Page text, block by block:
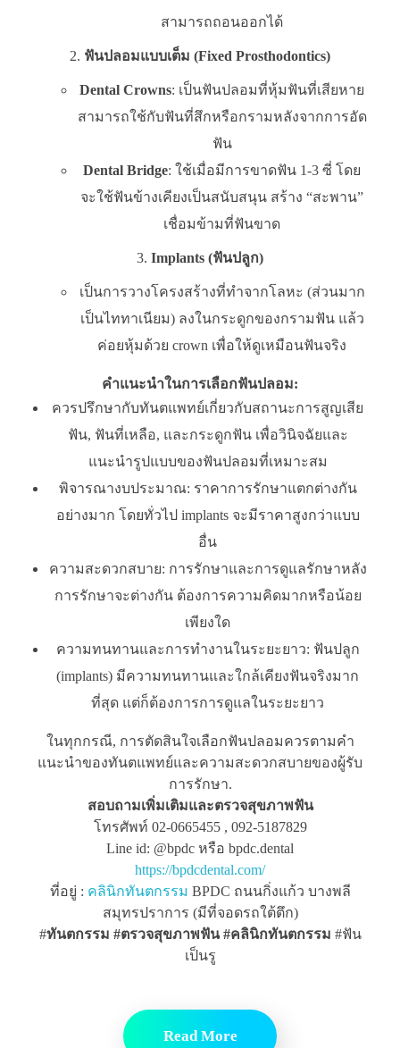
สามารถถอนออกได้
ฟันปลอมแบบเต็ม (Fixed Prosthodontics)
Dental Crowns: เป็นฟันปลอมที่หุ้มฟันที่เสียหาย
สามารถใช้กับฟันที่สึกหรือกรามหลังจากการอัด
ฟัน
Dental Bridge: ใช้เมื่อมีการขาดฟัน 1-3 ซี่ โดย
จะใช้ฟันข้างเคียงเป็นสนับสนุน สร้าง “สะพาน”
เชื่อมข้ามที่ฟันขาด
Implants (ฟันปลูก)
เป็นการวางโครงสร้างที่ทำจากโลหะ (ส่วนมาก
เป็นไททาเนียม) ลงในกระดูกของกรามฟัน แล้ว
ค่อยหุ้มด้วย crown เพื่อให้ดูเหมือนฟันจริง
คำแนะนำในการเลือกฟันปลอม:
ควรปรึกษากับทันตแพทย์เกี่ยวกับสถานะการสูญเสีย
ฟัน, ฟันที่เหลือ, และกระดูกฟัน เพื่อวินิจฉัยและ
แนะนำรูปแบบของฟันปลอมที่เหมาะสม
พิจารณางบประมาณ: ราคาการรักษาแตกต่างกัน
อย่างมาก โดยทั่วไป implants จะมีราคาสูงกว่าแบบ
อื่น
ความสะดวกสบาย: การรักษาและการดูแลรักษาหลัง
การรักษาจะต่างกัน ต้องการความคิดมากหรือน้อย
เพียงใด
ความทนทานและการทำงานในระยะยาว: ฟันปลูก
(implants) มีความทนทานและใกล้เคียงฟันจริงมาก
ที่สุด แต่ก็ต้องการการดูแลในระยะยาว
ในทุกกรณี, การตัดสินใจเลือกฟันปลอมควรตามคำ
แนะนำของทันตแพทย์และความสะดวกสบายของผู้รับ
การรักษา.
สอบถามเพิ่มเติมและตรวจสุขภาพฟัน
โทรศัพท์ 02-0665455 , 092-5187829
Line id: @bpdc หรือ bpdc.dental
https://bpdcdental.com/
ที่อยู่ : คลินิกทันตกรรม BPDC ถนนกิ่งแก้ว บางพลี
สมุทรปราการ (มีที่จอดรถใต้ตึก)
#ทันตกรรม #ตรวจสุขภาพฟัน #คลินิกทันตกรรม #ฟัน
เป็นรู
Read More